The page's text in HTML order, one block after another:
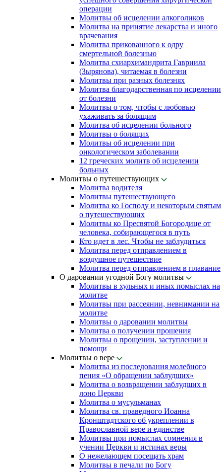
операции
Молитвы об исцелении алкоголиков
Молитва на принятие лекарства и иного
врачевания
Молитва прикованного к одру
смертельной болезнью
Молитва схиархимандрита Гавриила
(Зырянова), читаемая в болезни
Молитвы при разных болезнях
Молитва благодарственная по исцелении
от болезни
Молитвы о том, чтобы с любовью
ухаживать за болящим
Молитва об исцелении больного
Молитвы о болящих
Молитвы об исцелении при
онкологическом заболевании
12 греческих молитв об исцелении
больных
Молитвы о путешествующих
Молитва водителя
Молитвы путешествующего
Молитва ко Господу и некоторым святым
о путешествующих
Молитвы ко Пресвятой Богородице от
человека, собирающегося в путь
Кто идет в лес. Чтобы не заблудиться
Молитва перед отправлением в
воздушное путешествие
Молитва перед отправлением в плавание
О даровании угодной Богу молитвы
Молитвы в хульных и иных помыслах на
молитве
Молитвы при рассеянии, невнимании на
молитве
Молитвы о даровании молитвы
Молитва о получении прошения
Молитвы о прощении, заступлении и
помощи
Молитвы о вере
Молитва из последования молебного
пения «О обращении заблудших»
Молитва о возвращении заблудших в
лоно Церкви
Молитва о мусульманах
Молитва св. праведного Иоанна
Кронштадтского об укреплении в
Православной вере и единстве
Молитвы при помыслах сомнения в
учении Церкви и истинах веры
О нежелающем посещать храм
Молитвы в печали по Богу